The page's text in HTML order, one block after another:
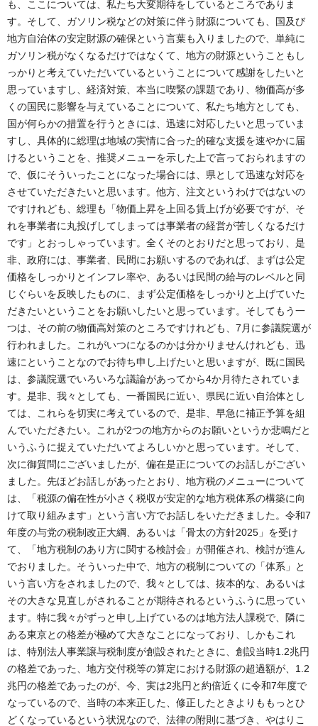
も、ここについては、私たち大変期待をしているところでありま
す。そして、ガソリン税などの対策に伴う財源についても、国及び
地方自治体の安定財源の確保という言葉も入りましたので、単純に
ガソリン税がなくなるだけではなくて、地方の財源ということもし
っかりと考えていただいているということについて感謝をしたいと
思っていますし、経済対策、本当に喫緊の課題であり、物価高が多
くの国民に影響を与えていることについて、私たち地方としても、
国が何らかの措置を行うときには、迅速に対応したいと思っていま
すし、具体的に総理は地域の実情に合った的確な支援を速やかに届
けるということを、推奨メニューを示した上で言っておられますの
で、仮にそういったことになった場合には、県として迅速な対応を
させていただきたいと思います。他方、注文というわけではないの
ですけれども、総理も「物価上昇を上回る賃上げが必要ですが、そ
れを事業者に丸投げしてしまっては事業者の経営が苦しくなるだけ
です」とおっしゃっています。全くそのとおりだと思っており、是
非、政府には、事業者、民間にお願いするのであれば、まずは公定
価格をしっかりとインフレ率や、あるいは民間の給与のレベルと同
じぐらいを反映したものに、まず公定価格をしっかりと上げていた
だきたいということをお願いしたいと思っています。そしてもう一
つは、その前の物価高対策のところですけれども、7月に参議院選が
行われました。これがいつになるのかは分かりませんけれども、迅
速にということなのでお待ち申し上げたいと思いますが、既に国民
は、参議院選でいろいろな議論があってから4か月待たされていま
す。是非、我々としても、一番国民に近い、県民に近い自治体とし
ては、これらを切実に考えているので、是非、早急に補正予算を組
んでいただきたい。これが2つの地方からのお願いというか悲鳴だと
いうふうに捉えていただいてよろしいかと思っています。そして、
次に御質問にございましたが、偏在是正についてのお話しがござい
ました。先ほどお話しがあったとおり、地方税のメニューについて
は、「税源の偏在性が小さく税収が安定的な地方税体系の構築に向
けて取り組みます」という言い方でお話しをいただきました。令和7
年度の与党の税制改正大綱、あるいは「骨太の方針2025」を受け
て、「地方税制のあり方に関する検討会」が開催され、検討が進ん
でおりました。そういった中で、地方の税制についての「体系」と
いう言い方をされましたので、我々としては、抜本的な、あるいは
その大きな見直しがされることが期待されるというふうに思ってい
ます。特に我々がずっと申し上げているのは地方法人課税で、隣に
ある東京との格差が極めて大きなことになっており、しかもこれ
は、特別法人事業譲与税制度が創設されたときに、創設当時1.2兆円
の格差であった、地方交付税等の算定における財源の超過額が、1.2
兆円の格差であったのが、今、実は2兆円と約倍近くに令和7年度で
なっているので、当時の本来正した、修正したときよりももっとひ
どくなっているという状況なので、法律の附則に基づき、やはりこ